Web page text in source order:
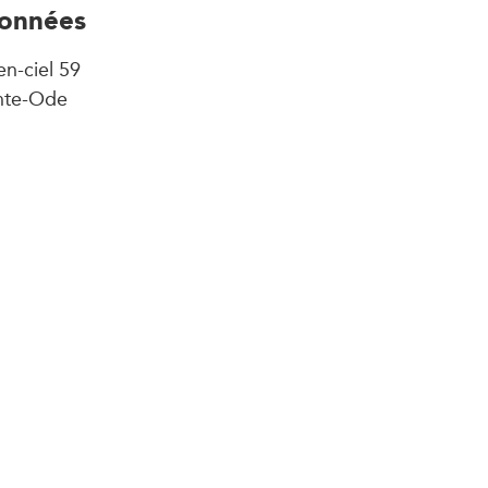
ciel 59
Ode